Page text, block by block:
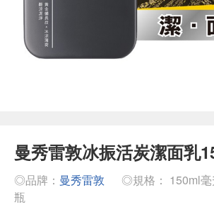
曼秀雷敦冰振活炭潔面乳
◎品牌： 曼秀雷敦
◎規格： 150ml毫
瓶